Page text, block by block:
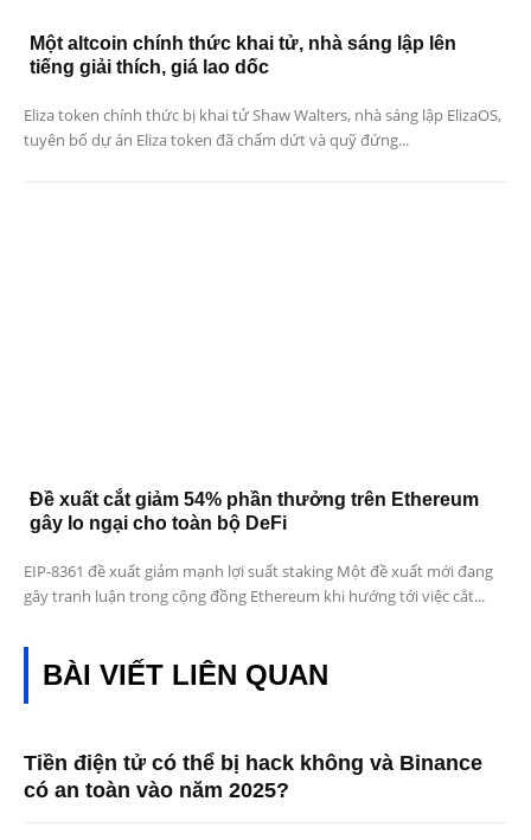
Một altcoin chính thức khai tử, nhà sáng lập lên
tiếng giải thích, giá lao dốc
Eliza token chính thức bị khai tử Shaw Walters, nhà sáng lập ElizaOS,
tuyên bố dự án Eliza token đã chấm dứt và quỹ đứng...
Đề xuất cắt giảm 54% phần thưởng trên Ethereum
gây lo ngại cho toàn bộ DeFi
EIP-8361 đề xuất giảm mạnh lợi suất staking Một đề xuất mới đang
gây tranh luận trong cộng đồng Ethereum khi hướng tới việc cắt...
BÀI VIẾT LIÊN QUAN
Tiền điện tử có thể bị hack không và Binance
có an toàn vào năm 2025?